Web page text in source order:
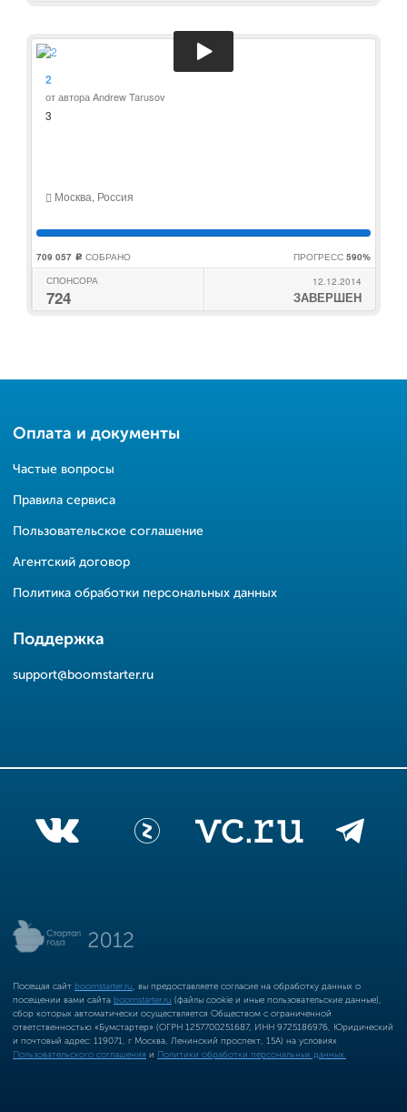
2
от автора Andrew Tarusov
3
Москва, Россия
709 057 c СОБРАНО ПРОГРЕСС 590%
СПОНСОРА
724
12.12.2014
ЗАВЕРШЕН
Оплата и документы
Частые вопросы
Правила сервиса
Пользовательское соглашение
Агентский договор
Политика обработки персональных данных
Поддержка
support@boomstarter.ru
Посещая сайт boomstarter.ru , вы предоставляете согласие на обработку данных о
посещении вами сайта boomstarter.ru (файлы cookie и иные пользовательские данные),
сбор которых автоматически осуществляется Обществом с ограниченной
ответственностью «Бумстартер» (ОГРН 1257700251687, ИНН 9725186976, Юридический
и почтовый адрес: 119071, г Москва, Ленинский проспект, 15А) на условиях
Пользовательского соглашения и Политики обработки персональных данных.